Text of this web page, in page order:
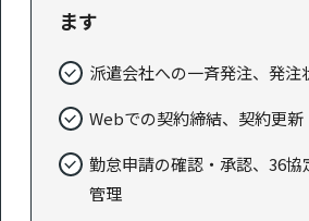
ます
派遣会社への一斉発注、発注
Webでの契約締結、契約更新
勤怠申請の確認・承認、36協
管理